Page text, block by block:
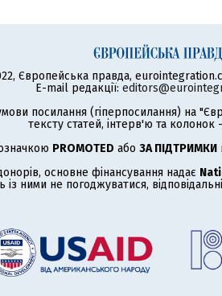
Європейська правда,
E-mail редакції:
посилання (гіперпосилання) на
тексту статей, інтерв'ю та колонок -
PROMOTED або ЗА ПІДТРИМКИ
основне фінансування надає
із ними не погоджуватися,